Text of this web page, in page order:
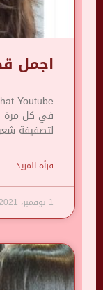
اجمل
في كل مرة
لتصفيفة
قرأة المزيد
1 نوفمبر، 2021